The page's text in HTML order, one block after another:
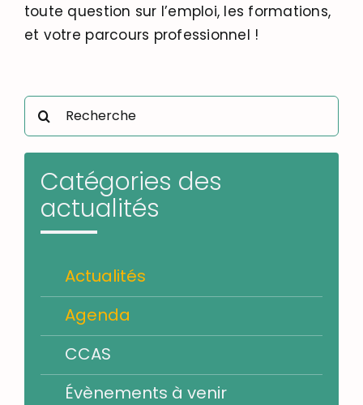
toute question sur l’emploi, les formations,
et votre parcours professionnel !
Rechercher:
Catégories des
actualités
Actualités
Agenda
CCAS
Évènements à venir